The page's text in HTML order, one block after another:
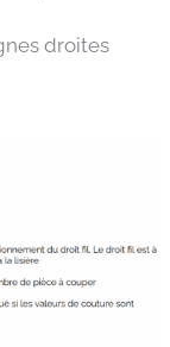
droites